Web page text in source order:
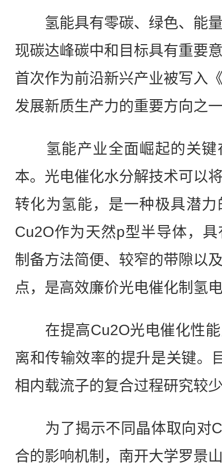
氢能具有零碳、绿色、能量
现碳达峰碳中和目标具有重要
首次作为前沿新兴产业被写入
发展新质生产力的重要方向之
氢能产业全面崛起的关键
本。光电催化水分解技术可以
转化为氢能，是一种极具潜
Cu2O作为天然p型半导体，
制备方法简便、较窄的带隙以
点，是高效廉价光电催化制氢
在提高Cu2O光电催化性能
离和传输效率的提升是关键。
相内载流子的复合过程研究较
为了揭示不同晶体取向对
合的影响机制，南开大学罗景